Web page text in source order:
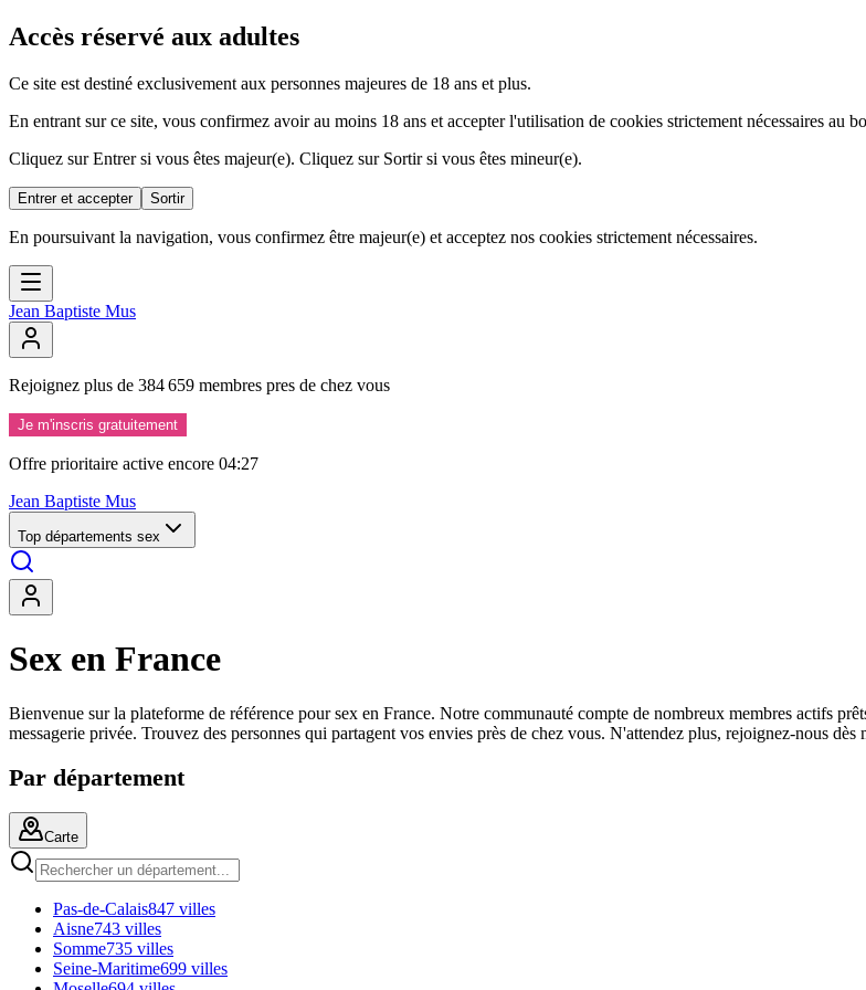
Accès réservé aux adultes
Ce site est destiné exclusivement aux personnes majeures de 18 ans et plus.
En entrant sur ce site, vous confirmez avoir au moins 18 ans et accepter l'utilisation de cookies strictement nécessaires au
Cliquez sur Entrer si vous êtes majeur(e). Cliquez sur Sortir si vous êtes mineur(e).
Entrer et accepter Sortir
En poursuivant la navigation, vous confirmez être majeur(e) et acceptez nos cookies strictement nécessaires.
Jean Baptiste Mus
Rejoignez plus de 384659 membres pres de chez vous
Je m'inscris gratuitement
Offre prioritaire active encore 04:26
Jean Baptiste Mus
Top départements sex
Sex en France
Bienvenue sur la plateforme de référence pour sex en France. Notre communauté compte de nombreux membres actifs
messagerie privée. Trouvez des personnes qui partagent vos envies près de chez vous. N'attendez plus, rejoignez-nous dès
Par département
Carte
Pas-de-Calais847 villes
Aisne743 villes
Somme735 villes
Seine-Maritime699 villes